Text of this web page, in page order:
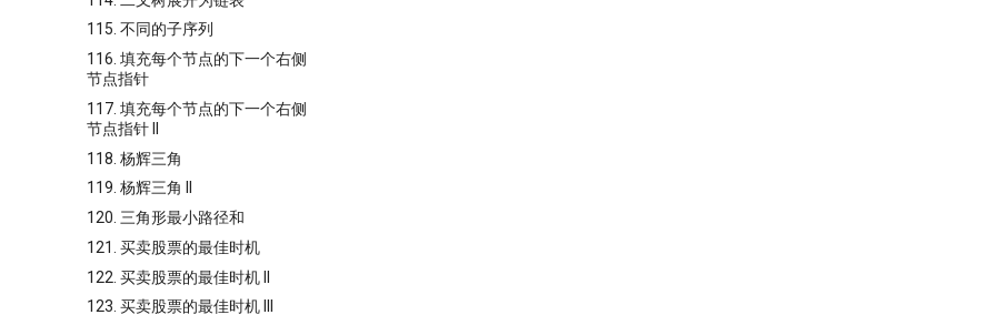
115. 不同的子序列
116. 填充每个节点的下一个右侧
节点指针
117. 填充每个节点的下一个右侧
节点指针 II
118. 杨辉三角
119. 杨辉三角 II
120. 三角形最小路径和
121. 买卖股票的最佳时机
122. 买卖股票的最佳时机 II
123. 买卖股票的最佳时机 III